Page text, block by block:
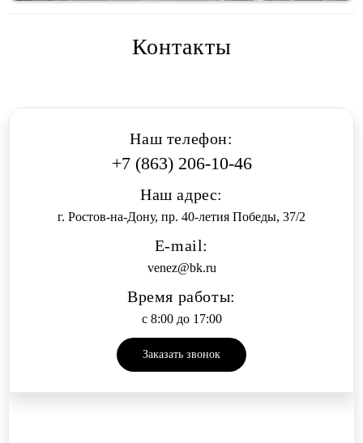
Контакты
Наш телефон:
+7 (863) 206-10-46
Наш адрес:
г. Ростов-на-Дону, пр. 40-летия Победы, 37/2
E-mail:
venez@bk.ru
Время работы:
c 8:00 до 17:00
Заказать звонок